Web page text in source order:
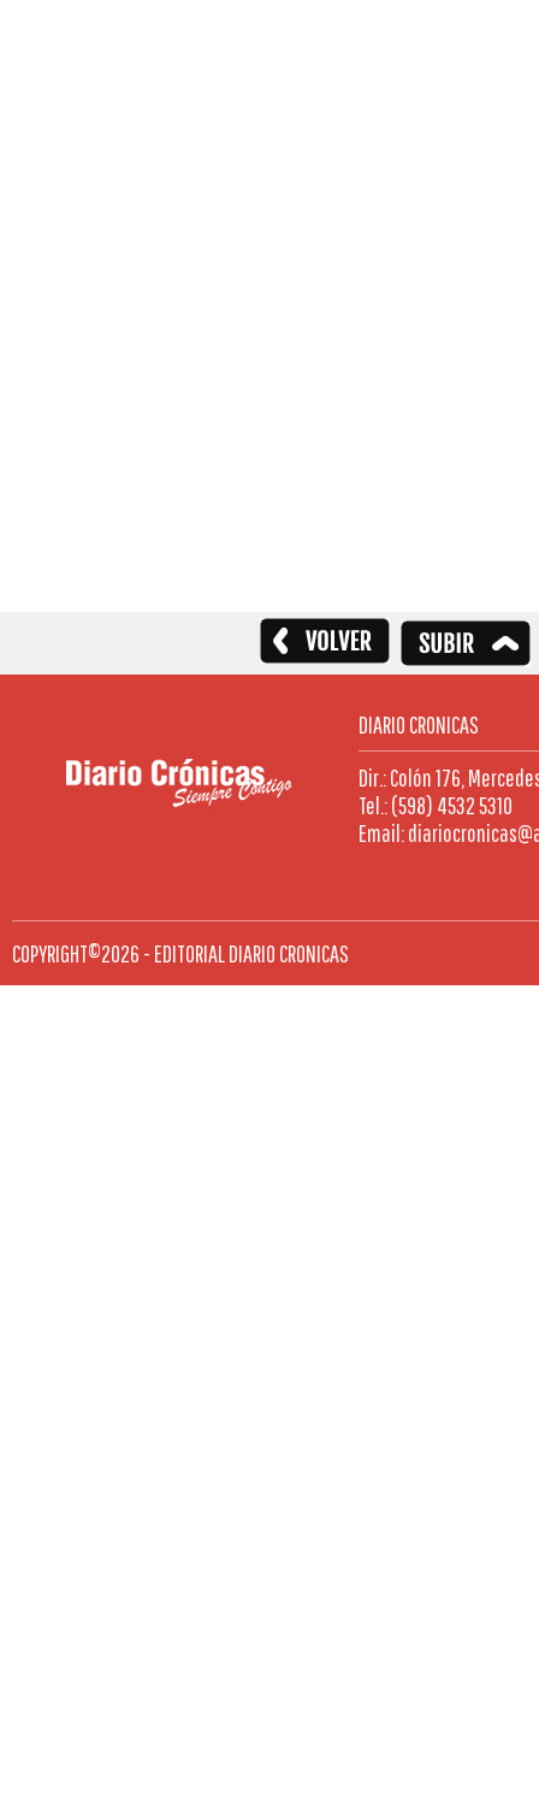
DIARIO CRONICAS
Dir.: Colón 176,
Tel.: (598) 4532 5310
Email:
COPYRIGHT©2026 - EDITORIAL DIARIO CRONICAS